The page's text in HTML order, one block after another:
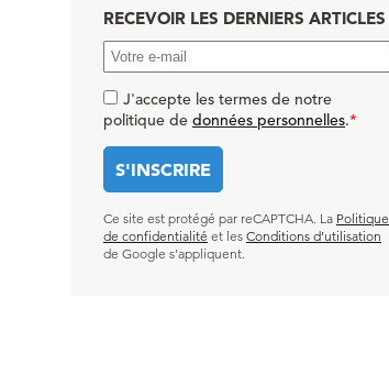
RECEVOIR LES DERNIERS ARTICLES
J'accepte les termes de notre
politique de données personnelles.*
Ce site est protégé par reCAPTCHA. La Politique
de confidentialité et les Conditions d’utilisation
de Google s’appliquent.